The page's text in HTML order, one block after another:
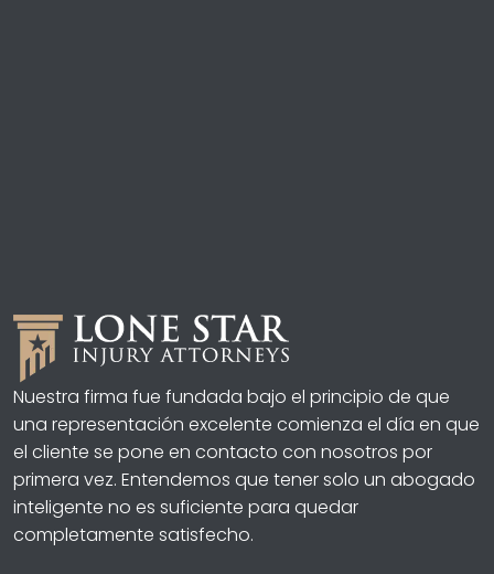
Nuestra firma fue fundada bajo el principio de que
una representación excelente comienza el día en que
el cliente se pone en contacto con nosotros por
primera vez. Entendemos que tener solo un abogado
inteligente no es suficiente para quedar
completamente satisfecho.